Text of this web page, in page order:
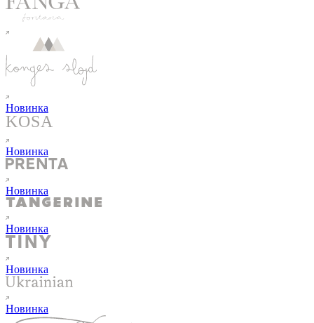
Новинка
Новинка
Новинка
Новинка
Новинка
Новинка